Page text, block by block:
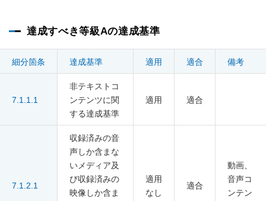
達成すべき等級Aの達成基準
細分箇条 達成基準 適用 適合 備考
7.1.1.1
非テキストコ
ンテンツに関
する達成基準
適用 適合
7.1.2.1
収録済みの音
声しか含まな
いメディア及
び収録済みの
映像しか含ま
適用
なし
適合
動画、
音声コ
ンテン